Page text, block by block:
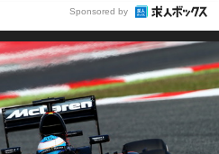
Sponsored by